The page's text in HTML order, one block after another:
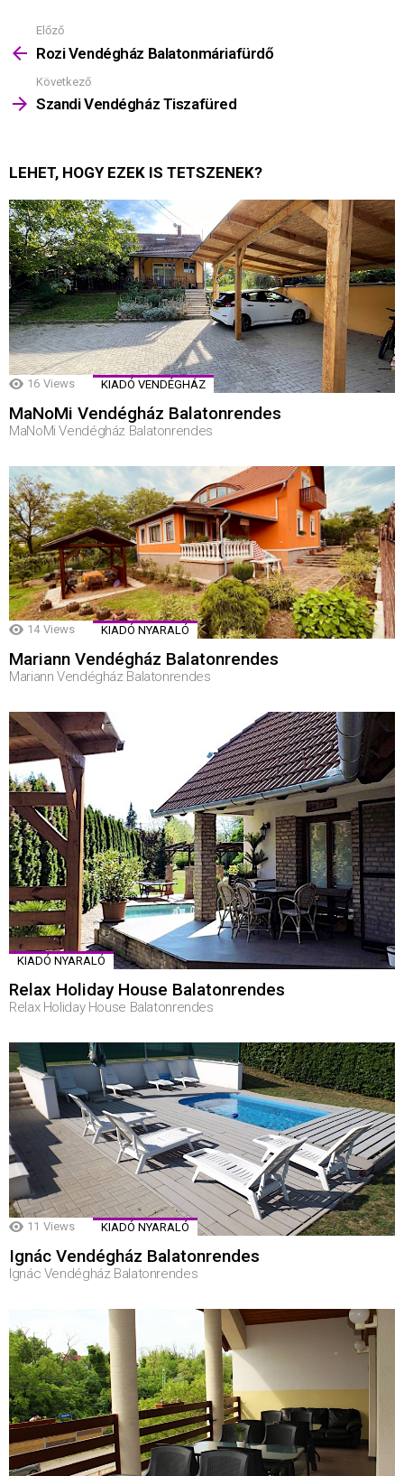
Mutass
többet
Előző
Rozi Vendégház Balatonmáriafürdő
Következő
Szandi Vendégház Tiszafüred
LEHET, HOGY EZEK IS TETSZENEK?
16 Views KIADÓ VENDÉGHÁZ
MaNoMi Vendégház Balatonrendes
MaNoMi Vendégház Balatonrendes
14 Views KIADÓ NYARALÓ
Mariann Vendégház Balatonrendes
Mariann Vendégház Balatonrendes
KIADÓ NYARALÓ
Relax Holiday House Balatonrendes
Relax Holiday House Balatonrendes
11 Views KIADÓ NYARALÓ
Ignác Vendégház Balatonrendes
Ignác Vendégház Balatonrendes